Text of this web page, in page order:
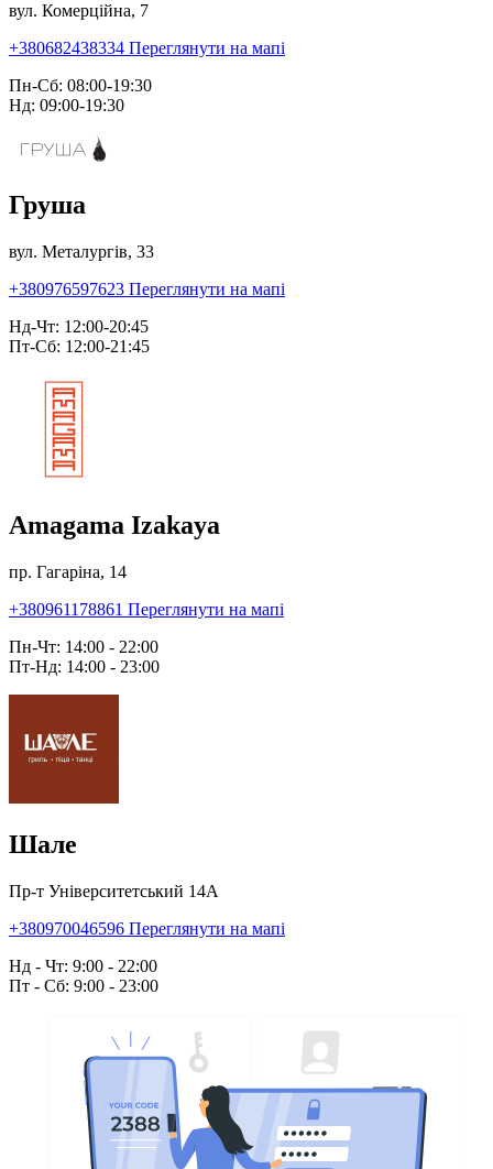
вул. Комерційна, 7
+380682438334 Переглянути на мапі
Пн-Сб: 08:00-19:30
Нд: 09:00-19:30
Груша
вул. Металургів, 33
+380976597623 Переглянути на мапі
Нд-Чт: 12:00-20:45
Пт-Сб: 12:00-21:45
Amagama Izakaya
пр. Гагаріна, 14
+380961178861 Переглянути на мапі
Пн-Чт: 14:00 - 22:00
Пт-Нд: 14:00 - 23:00
Шале
Пр-т Університетський 14А
+380970046596 Переглянути на мапі
Нд - Чт: 9:00 - 22:00
Пт - Сб: 9:00 - 23:00